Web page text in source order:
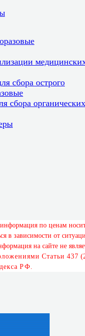
сбора острого
сбора органических
информация по ценам носи
ся в зависимости от ситуац
формация на сайте не являе
ложениями Статьи 437 (
декса РФ.